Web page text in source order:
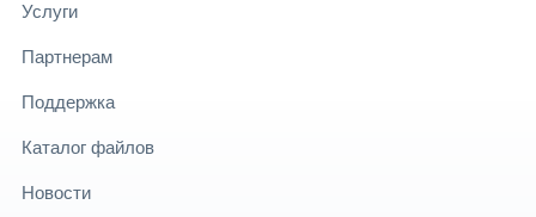
Услуги
Партнерам
Поддержка
Каталог файлов
Новости